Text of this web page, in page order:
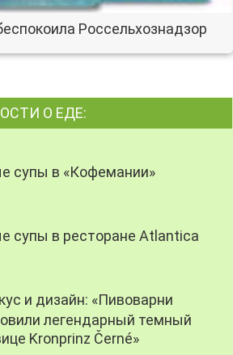
Россельхознадзор
О ЕДЕ:
супы в «Кофемании»
супы в ресторане Atlantica
и дизайн: «Пивоварни
легендарный темный
Kronprinz Černé»